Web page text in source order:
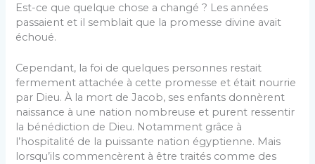
Est-ce que quelque chose a changé ? Les années
passaient et il semblait que la promesse divine avait
échoué.
Cependant, la foi de quelques personnes restait
fermement attachée à cette promesse et était nourrie
par Dieu. À la mort de Jacob, ses enfants donnèrent
naissance à une nation nombreuse et purent ressentir
la bénédiction de Dieu. Notamment grâce à
l’hospitalité de la puissante nation égyptienne. Mais
lorsqu’ils commencèrent à être traités comme des